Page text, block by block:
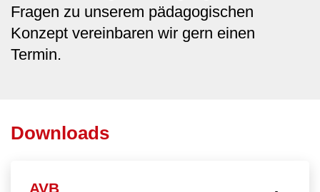
Fragen zu unserem pädagogischen
Konzept vereinbaren wir gern einen
Termin.
Downloads
AVB